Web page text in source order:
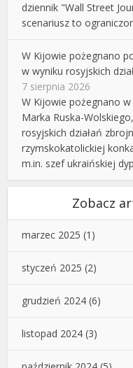
dziennik "Wall Street
scenariusz to
W Kijowie pożegnano
w wyniku rosyjskich
7 sierpnia 2026
W Kijowie pożegnano
Marka Ruska-
rosyjskich działań
rzymskokatolickiej
m.in. szef ukraińskiej
Zobacz
marzec 2025 (1)
styczeń 2025 (2)
grudzień 2024 (6)
listopad 2024 (3)